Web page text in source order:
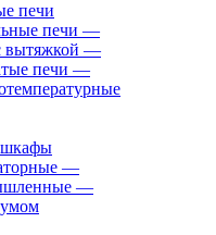
печи
печи —
вытяжкой —
печи —
—
—